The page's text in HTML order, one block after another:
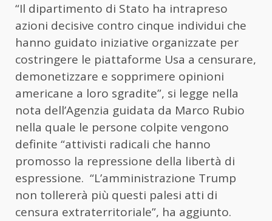
“Il dipartimento di Stato ha intrapreso
azioni decisive contro cinque individui che
hanno guidato iniziative organizzate per
costringere le piattaforme Usa a censurare,
demonetizzare e sopprimere opinioni
americane a loro sgradite”, si legge nella
nota dell’Agenzia guidata da Marco Rubio
nella quale le persone colpite vengono
definite “attivisti radicali che hanno
promosso la repressione della libertà di
espressione. “L’amministrazione Trump
non tollererà più questi palesi atti di
censura extraterritoriale”, ha aggiunto.